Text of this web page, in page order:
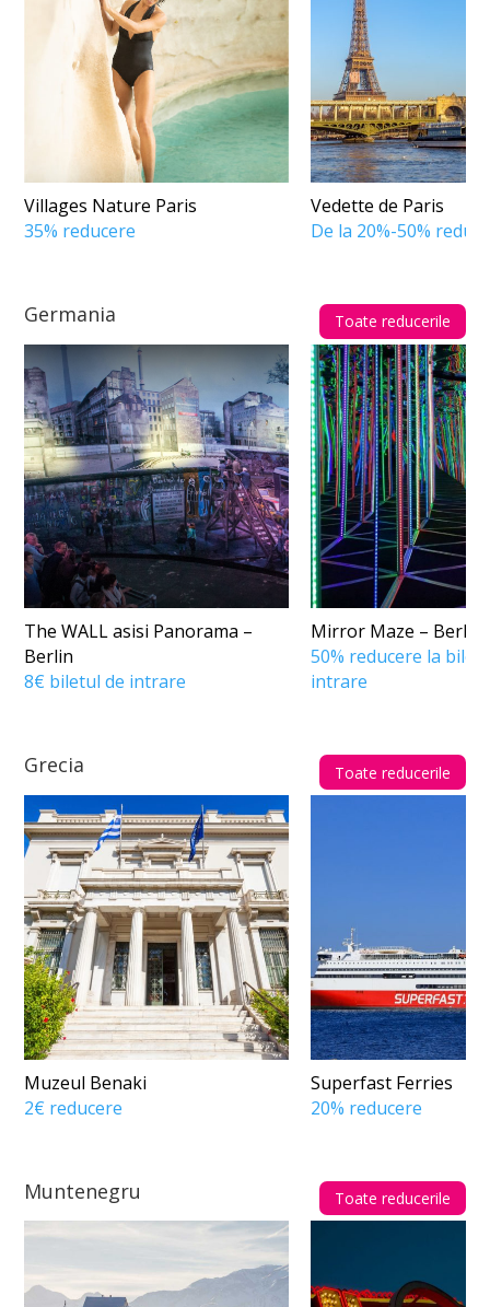
Villages Nature Paris
35% reducere
Vedette de Paris
De la 20%-50%
Germania Toate reducerile
The WALL asisi Panorama –
Berlin
8€ biletul de intrare
Mirror Maze – Berlin
50% reducere la
intrare
Grecia Toate reducerile
Muzeul Benaki
2€ reducere
Superfast Ferries
20% reducere
Muntenegru Toate reducerile